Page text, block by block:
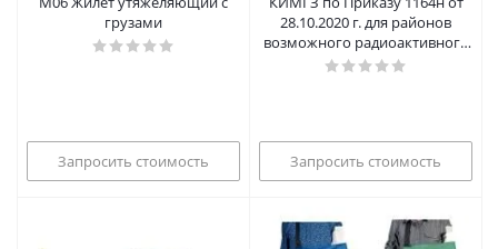
грузами
Запросить стоимость
28.10.2020 г. для районов
возможного радиоактивного
загрязнения (заражения)
Запросить стоимость